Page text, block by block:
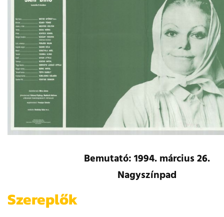
Bemutató: 1994. március 26.
Nagyszínpad
Szereplők